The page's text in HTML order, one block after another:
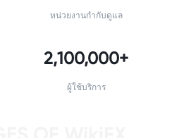
หน่วยงานกํากับดูแล
2,100,000+
ผู้ใช้บริการ